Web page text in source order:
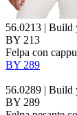
56.0213 | Build
BY 213
Felpa con
BY 289
56.0289 | Build
BY 289